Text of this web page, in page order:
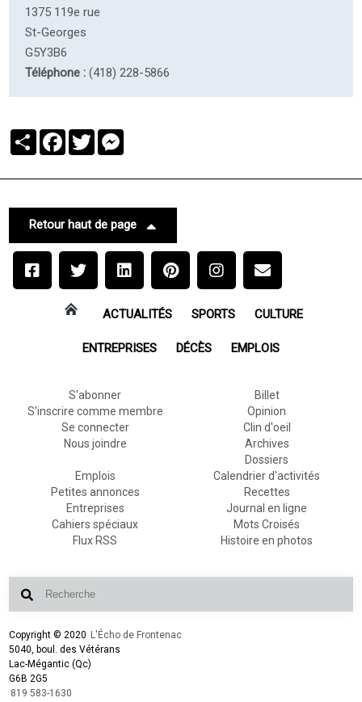
1375 119e rue
St-Georges
G5Y3B6
Téléphone : (418) 228-5866
PartagerFacebook
Twitter
Retour haut de page
ACTUALITÉS SPORTS CULTURE
ENTREPRISES DÉCÈS EMPLOIS
S'abonner
S'inscrire comme membre
Se connecter
Nous joindre
Billet
Opinion
Clin d'oeil
Archives
Dossiers
Emplois
Petites annonces
Entreprises
Cahiers spéciaux
Flux RSS
Calendrier d'activités
Recettes
Journal en ligne
Mots Croisés
Histoire en photos
Copyright © 2020 L'Écho de Frontenac
5040, boul. des Vétérans
Lac-Mégantic (Qc)
G6B 2G5
819 583-1630